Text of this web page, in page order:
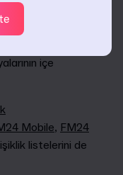
kadrosunda 33
içe
Mobile, FM24
listelerini de